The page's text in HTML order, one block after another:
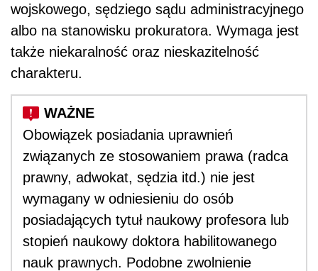
wojskowego, sędziego sądu administracyjnego
albo na stanowisku prokuratora. Wymaga jest
także niekaralność oraz nieskazitelność
charakteru.
Obowiązek posiadania uprawnień
związanych ze stosowaniem prawa (radca
prawny, adwokat, sędzia itd.) nie jest
wymagany w odniesieniu do osób
posiadających tytuł naukowy profesora lub
stopień naukowy doktora habilitowanego
nauk prawnych. Podobne zwolnienie